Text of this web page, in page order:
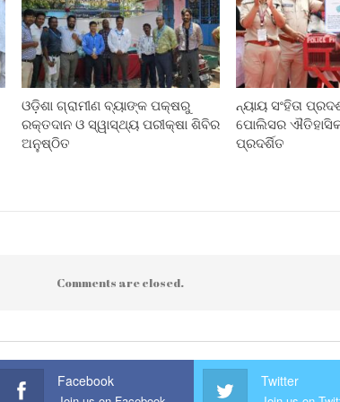
ଓଡ଼ିଶା ଗ୍ରାମୀଣ ବ୍ୟାଙ୍କ ପକ୍ଷରୁ
ରକ୍ତଦାନ ଓ ସ୍ୱାସ୍ଥ୍ୟ ପରୀକ୍ଷା ଶିବିର
ଅନୁଷ୍ଠିତ
ନ୍ୟାୟ ସଂହିତା
ପୋଲିସର
ପ୍ରଦର୍ଶିତ
Comments are closed.
Facebook Twitter